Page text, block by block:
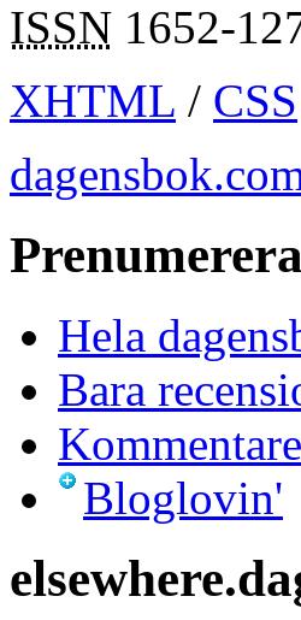
ISSN 1652-
XHTML / CSS
Hela
Bara
Bloglovin'